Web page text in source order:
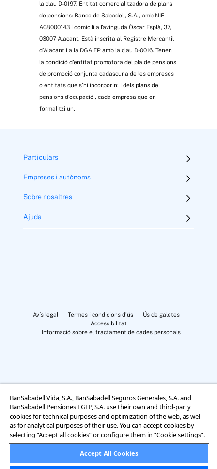
la clau D-0197. Entitat comercialitzadora de plans
de pensions: Banco de Sabadell, S.A., amb NIF
A08000143 i domicili a l’avinguda Òscar Esplà, 37,
03007 Alacant. Està inscrita al Registre Mercantil
d’Alacant i a la DGAiFP amb la clau D-0016. Tenen
la condició d’entitat promotora del pla de pensions
de promoció conjunta cadascuna de les empreses
o entitats que s’hi incorporin; i dels plans de
pensions d’ocupació, cada empresa que en
formalitzi un.
Particulars
Empreses i autònoms
Sobre nosaltres
Ajuda
Avís legal Termes i condicions d’ús
Ús de galetes
Accessibilitat
Informació sobre el tractament de dades personals
Cookies Settings
BanSabadell Vida, S.A., BanSabadell Seguros Generales, S.A. and
BanSabadell Pensiones EGFP, S.A. use their own and third-party
cookies for technical purposes and optimization of the web, as well
as for analytical purposes of their use. You can accept cookies by
selecting “Accept all cookies” or configure them in “Cookie settings”.
Accept All Cookies